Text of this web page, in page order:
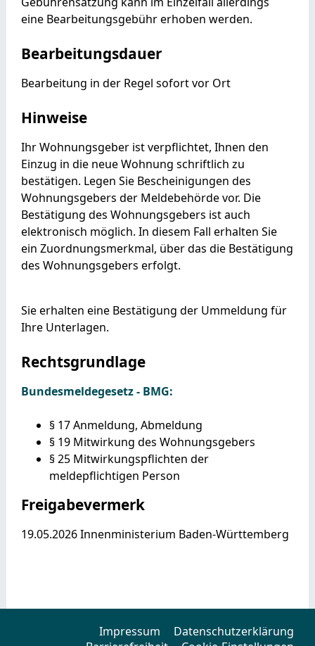
eine Bearbeitungsgebühr erhoben werden.
Bearbeitungsdauer
Bearbeitung in der Regel sofort vor Ort
Hinweise
Ihr Wohnungsgeber ist verpflichtet, Ihnen den
Einzug in die neue Wohnung schriftlich zu
bestätigen. Legen Sie Bescheinigungen des
Wohnungsgebers der Meldebehörde vor. Die
Bestätigung des Wohnungsgebers ist auch
elektronisch möglich. In diesem Fall erhalten Sie
ein Zuordnungsmerkmal, über das die Bestätigung
des Wohnungsgebers erfolgt.
Sie erhalten eine Bestätigung der Ummeldung für
Ihre Unterlagen.
Rechtsgrundlage
Bundesmeldegesetz - BMG:
§ 17 Anmeldung, Abmeldung
§ 19 Mitwirkung des Wohnungsgebers
§ 25 Mitwirkungspflichten der
meldepflichtigen Person
Freigabevermerk
19.05.2026 Innenministerium Baden-Württemberg
Impressum
Datenschutzerklärung